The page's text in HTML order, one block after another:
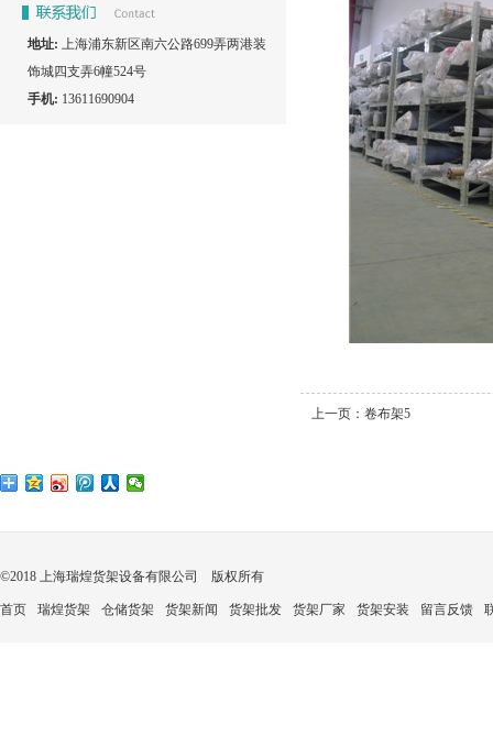
地址: 上海浦东新区南六公路699弄两港装
饰城四支弄6幢524号
手机: 13611690904
上一页： 卷布架5
©2018 上海瑞煌货架设备有限公司 版权所有
首页 瑞煌货架 仓储货架 货架新闻 货架批发 货架厂家 货架安装 留言反馈